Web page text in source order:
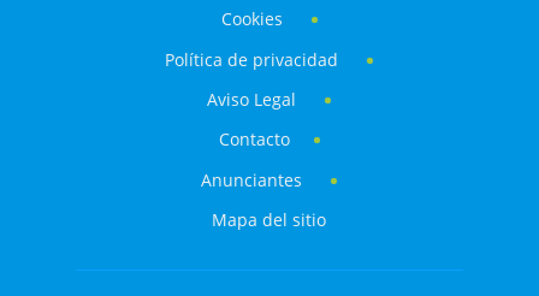
Cookies
Política de privacidad
Aviso Legal
Contacto
Anunciantes
Mapa del sitio